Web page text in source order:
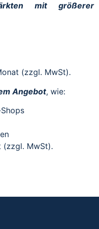
mit größerer
(zzgl. MwSt).
Angebot, wie:
(zzgl. MwSt).